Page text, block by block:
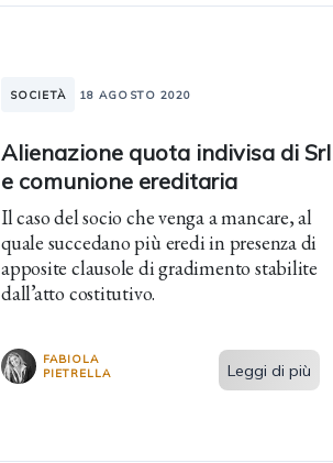
SOCIETÀ 18 AGOSTO 2020
Alienazione quota indivisa di Srl
e comunione ereditaria
Il caso del socio che venga a mancare, al
quale succedano più eredi in presenza di
apposite clausole di gradimento stabilite
dall’atto costitutivo.
FABIOLA
PIETRELLA
Leggi di più